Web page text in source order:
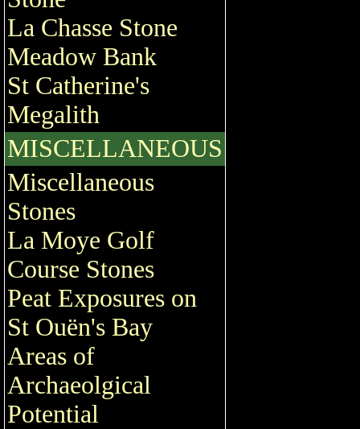
La Chasse Stone
Meadow Bank
St Catherine's
Megalith
MISCELLANEOUS
Miscellaneous
Stones
La Moye Golf
Course Stones
Peat Exposures on
St Ouën's Bay
Areas of
Archaeolgical
Potential